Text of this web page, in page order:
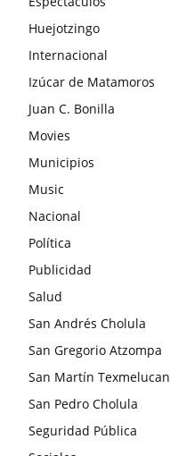
Huejotzingo
Internacional
Izúcar de Matamoros
Juan C. Bonilla
Movies
Municipios
Music
Nacional
Política
Publicidad
Salud
San Andrés Cholula
San Gregorio Atzompa
San Martín Texmelucan
San Pedro Cholula
Seguridad Pública